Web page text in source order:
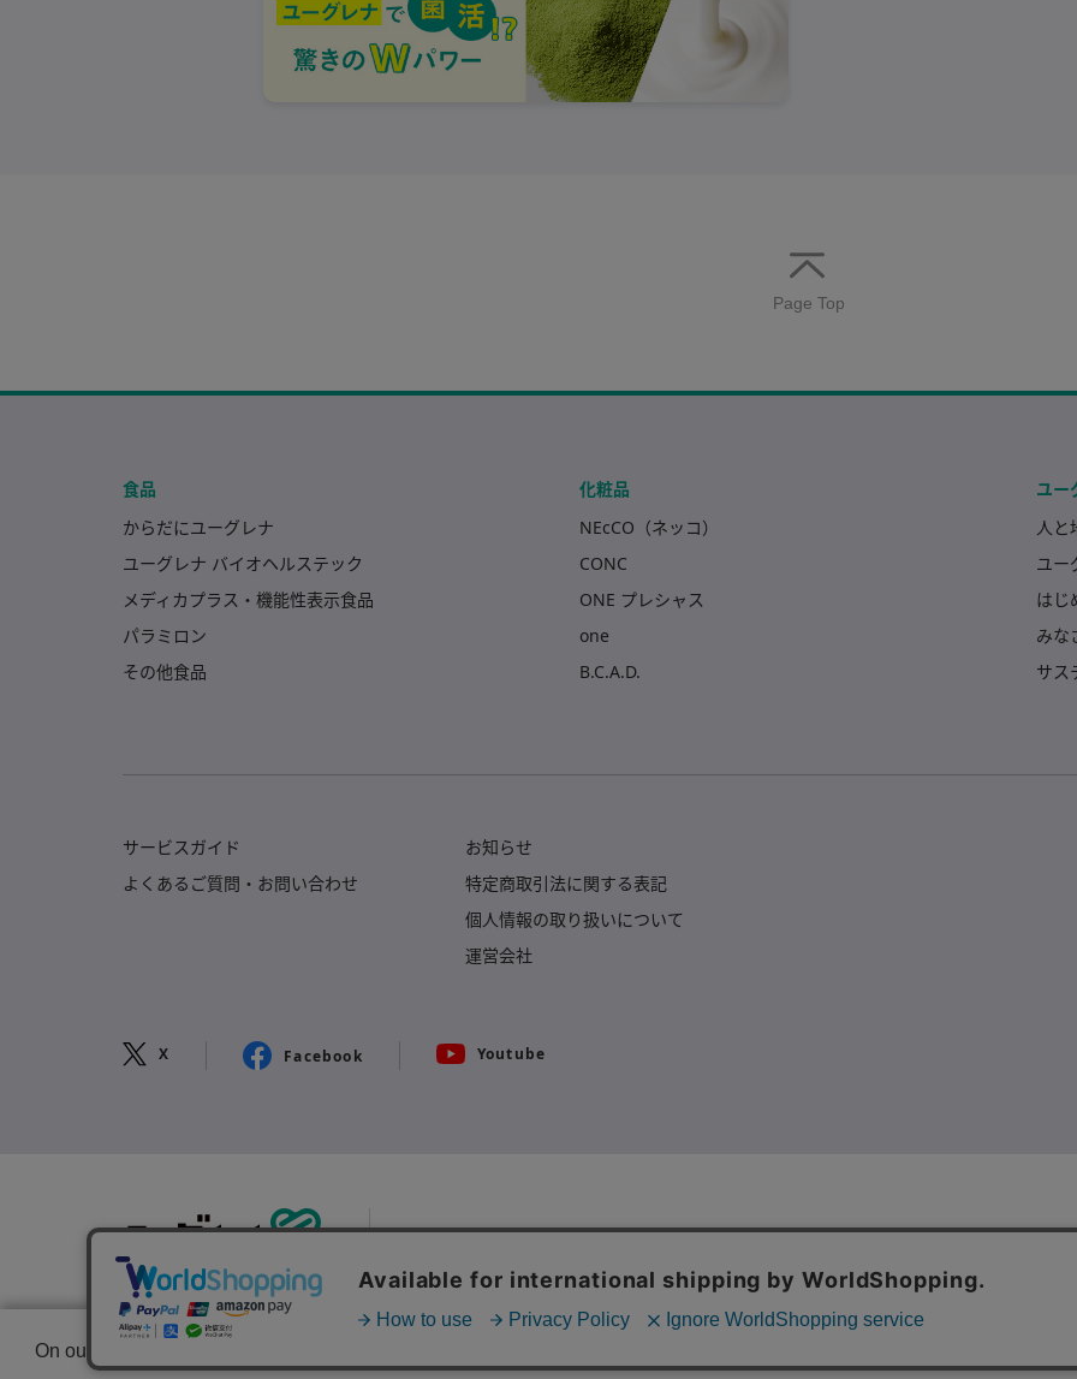
On our website we use some cookies. These are necessary for our site to work properly and to give us information about
食品
からだにユーグレナ
ユーグレナ バイオヘルステック
メディカプラス・機能性表示食品
パラミロン
その他食品
化粧品
NEcCO（ネッコ）
CONC
ONE プレシャス
one
B.C.A.D.
ユー
人と
ユー
はじ
みな
サス
サービスガイド
よくあるご質問・ お問い合わせ
お知らせ
特定商取引法に関する表記
個人情報の取り扱いについて
運営会社
X Facebook Youtube
COPYRIGHT © Euglena Co.,Ltd. ALL RIGHTS RESERVED.